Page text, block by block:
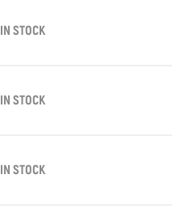
IN STOCK
IN STOCK
IN STOCK